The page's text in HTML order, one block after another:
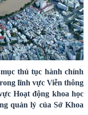
thủ tục hành chính
lĩnh vực Viễn thông
Hoạt động khoa học
quản lý của Sở Khoa